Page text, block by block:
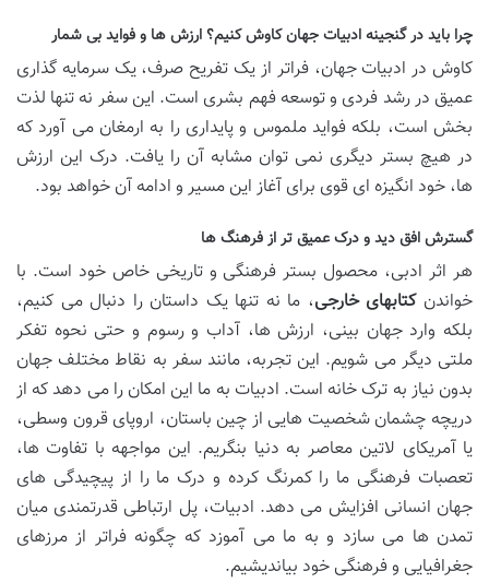
چرا باید در گنجینه ادبیات جهان کاوش کنیم؟ ارزش ها و فواید بی شمار
کاوش در ادبیات جهان، فراتر از یک تفریح صرف، یک سرمایه گذاری
عمیق در رشد فردی و توسعه فهم بشری است. این سفر نه تنها لذت
بخش است، بلکه فواید ملموس و پایداری را به ارمغان می آورد که
در هیچ بستر دیگری نمی توان مشابه آن را یافت. درک این ارزش
ها، خود انگیزه ای قوی برای آغاز این مسیر و ادامه آن خواهد بود.
گسترش افق دید و درک عمیق تر از فرهنگ ها
هر اثر ادبی، محصول بستر فرهنگی و تاریخی خاص خود است. با
خواندنکتابهای خارجی، ما نه تنها یک داستان را دنبال می کنیم،
بلکه وارد جهان بینی، ارزش ها، آداب و رسوم و حتی نحوه تفکر
ملتی دیگر می شویم. این تجربه، مانند سفر به نقاط مختلف جهان
بدون نیاز به ترک خانه است. ادبیات به ما این امکان را می دهد که از
دریچه چشمان شخصیت هایی از چین باستان، اروپای قرون وسطی،
یا آمریکای لاتین معاصر به دنیا بنگریم. این مواجهه با تفاوت ها،
تعصبات فرهنگی ما را کمرنگ کرده و درک ما را از پیچیدگی های
جهان انسانی افزایش می دهد. ادبیات، پل ارتباطی قدرتمندی میان
تمدن ها می سازد و به ما می آموزد که چگونه فراتر از مرزهای
جغرافیایی و فرهنگی خود بیاندیشیم.